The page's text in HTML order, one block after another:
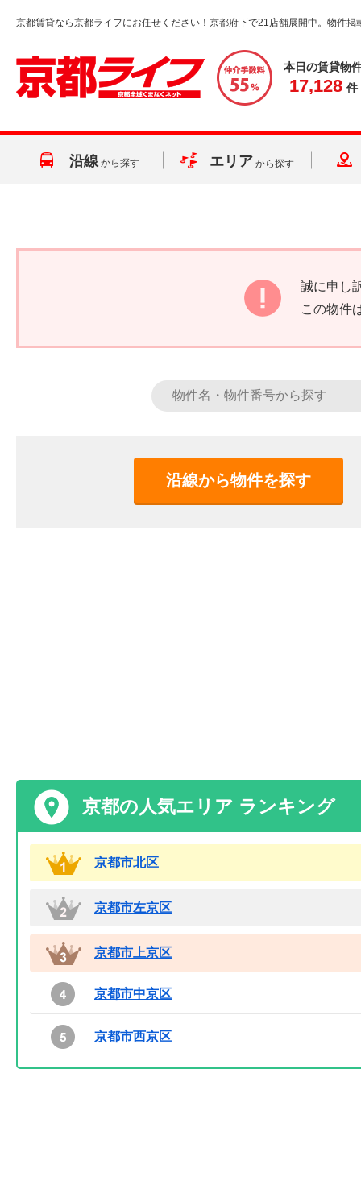
京都賃貸なら京都ライフにお任せください！京都府下で21店舗展開中。物件掲
本日の賃貸物
17,128 件
沿線 から探す エリア から探す
誠に申し
この物件
沿線から物件を探す
京都の人気エリア ランキング
京都市北区
京都市左京区
京都市上京区
京都市中京区
京都市西京区